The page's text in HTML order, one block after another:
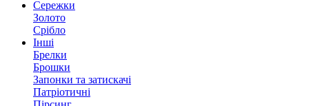
Сережки
Золото
Срібло
Інші
Брелки
Брошки
Запонки та затискачі
Патріотичні